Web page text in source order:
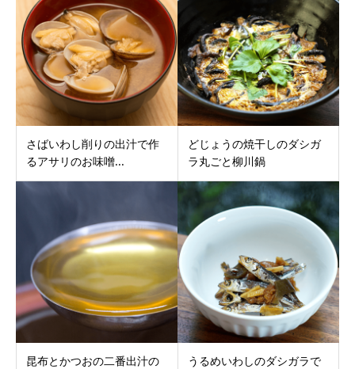
さばいわし削りの出汁で作
るアサリのお味噌...
どじょうの焼干しのダシガ
ラ丸ごと柳川鍋
昆布とかつおの二番出汁の
うるめいわしのダシガラで